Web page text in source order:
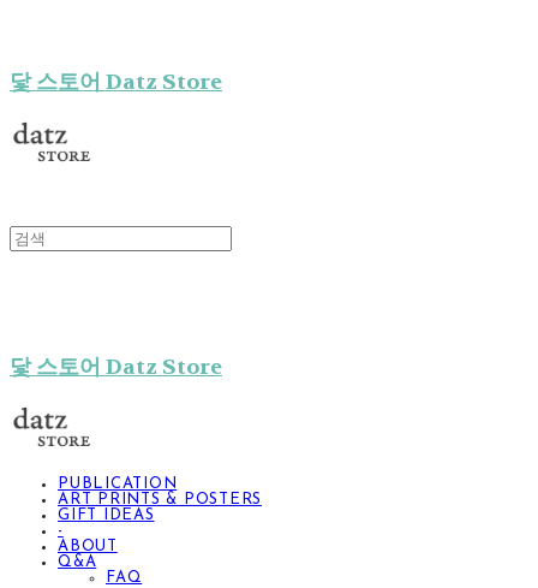
닻 스토어 Datz Store
닻 스토어 Datz Store
PUBLICATION
ART PRINTS & POSTERS
GIFT IDEAS
-
ABOUT
Q&A
FAQ